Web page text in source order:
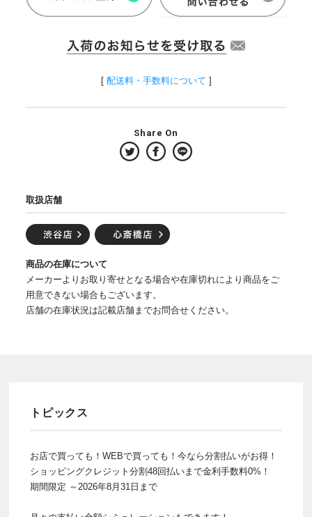
[ 配送料・手数料について ]
Share On
取扱店舗
商品の在庫について
メーカーよりお取り寄せとなる場合や在庫切れにより商品をご
用意できない場合もございます。
店舗の在庫状況は記載店舗までお問合せください。
トピックス
お店で買っても！WEBで買っても！今なら分割払いがお得！
ショッピングクレジット分割48回払いまで金利手数料0%！
期間限定 ～2026年8月31日まで